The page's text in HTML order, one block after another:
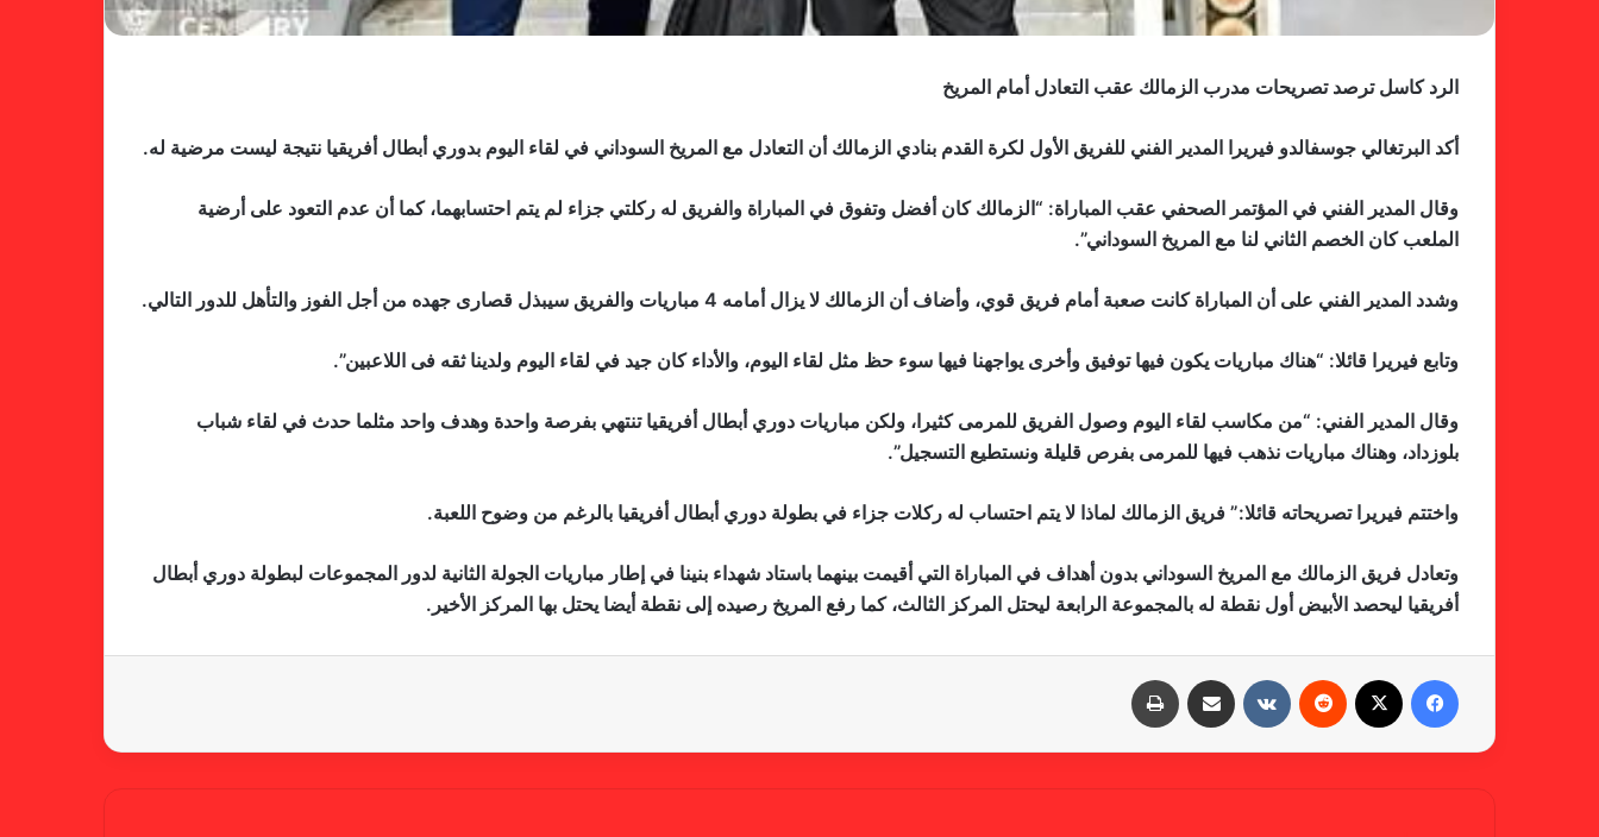
الرد كاسل ترصد تصريحات مدرب الزمالك عقب التعادل أمام المريخ
أكد البرتغالي جوسفالدو فيريرا المدير الفني للفريق الأول لكرة القدم بنادي الزمالك أن التعادل مع المريخ السوداني في لقاء اليوم بدوري أبطال أفريقيا نتيجة ليست مرضية له.
وقال المدير الفني في المؤتمر الصحفي عقب المباراة: “الزمالك كان أفضل وتفوق في المباراة والفريق له ركلتي جزاء لم يتم احتسابهما، كما أن عدم التعود على أرضية
الملعب كان الخصم الثاني لنا مع المريخ السوداني”.
وشدد المدير الفني على أن المباراة كانت صعبة أمام فريق قوي، وأضاف أن الزمالك لا يزال أمامه 4 مباريات والفريق سيبذل قصارى جهده من أجل الفوز والتأهل للدور التالي.
وتابع فيريرا قائلا: “هناك مباريات يكون فيها توفيق وأخرى يواجهنا فيها سوء حظ مثل لقاء اليوم، والأداء كان جيد في لقاء اليوم ولدينا ثقه فى اللاعبين”.
وقال المدير الفني: “من مكاسب لقاء اليوم وصول الفريق للمرمى كثيرا، ولكن مباريات دوري أبطال أفريقيا تنتهي بفرصة واحدة وهدف واحد مثلما حدث في لقاء شباب
بلوزداد، وهناك مباريات نذهب فيها للمرمى بفرص قليلة ونستطيع التسجيل”.
واختتم فيريرا تصريحاته قائلا:” فريق الزمالك لماذا لا يتم احتساب له ركلات جزاء في بطولة دوري أبطال أفريقيا بالرغم من وضوح اللعبة.
وتعادل فريق الزمالك مع المريخ السوداني بدون أهداف في المباراة التي أقيمت بينهما باستاد شهداء بنينا في إطار مباريات الجولة الثانية لدور المجموعات لبطولة دوري أبطال
أفريقيا ليحصد الأبيض أول نقطة له بالمجموعة الرابعة ليحتل المركز الثالث، كما رفع المريخ رصيده إلى نقطة أيضا يحتل بها المركز الأخير.
الهبوط والصعود
خطوة مريخية جديدة بشأن الشكوى
كاميرا خفية.. الهلال يخدع أنصاره
شكوى الهلال.. خطوة مريخية وغضب